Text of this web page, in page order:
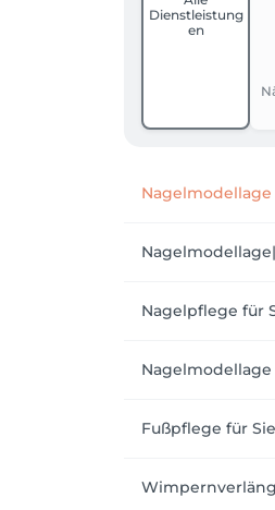
Dienstleistung
en
Nagelmodellage
Nagelpflege für
Nagelmodellage
Fußpflege für